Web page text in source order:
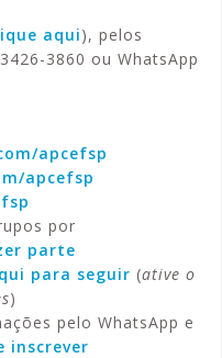
aqui), pelos
3860 ou WhatsApp
apcefsp
apcefsp
por
parte
para seguir (ative o
)
pelo WhatsApp e
inscrever